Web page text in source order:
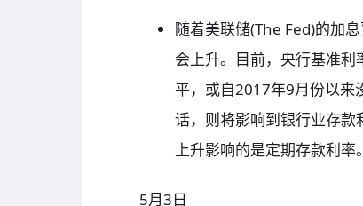
随着美联储(The Fed)的加
会上升。目前，央行基准
平，或自2017年9月份以来
话，则将影响到银行业存
上升影响的是定期存款利率
5月3日